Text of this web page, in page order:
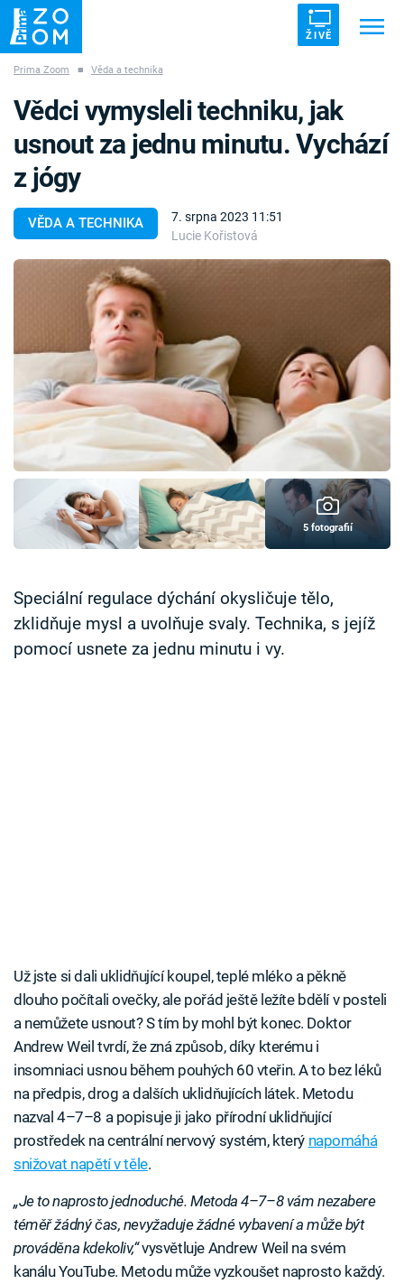
ŽIVĚ
ZÁHADY VETŘELCI DÁVNOVĚKU
Témata
TV Program
Časopis
Sledujte prima+
Přihlášení
Sledujte nás
Prima Zoom ■ Věda a technika
VĚDA A TECHNIKA
7. srpna 2023 11:51
Lucie Kořistová
Vědci vymysleli techniku, jak
usnout za jednu minutu. Vychází
z jógy
5 fotografií
Speciální regulace dýchání okysličuje tělo,
zklidňuje mysl a uvolňuje svaly. Technika, s jejíž
pomocí usnete za jednu minutu i vy.
Už jste si dali uklidňující koupel, teplé mléko a pěkně
dlouho počítali ovečky, ale pořád ještě ležíte bdělí v posteli
a nemůžete usnout? S tím by mohl být konec. Doktor
Andrew Weil tvrdí, že zná způsob, díky kterému i
insomniaci usnou během pouhých 60 vteřin. A to bez léků
na předpis, drog a dalších uklidňujících látek. Metodu
nazval 4–7–8 a popisuje ji jako přírodní uklidňující
prostředek na centrální nervový systém, který napomáhá
snižovat napětí v těle.
„Je to naprosto jednoduché. Metoda 4–7–8 vám nezabere
téměř žádný čas, nevyžaduje žádné vybavení a může být
prováděna kdekoliv,“vysvětluje Andrew Weil na svém
kanálu YouTube. Metodu může vyzkoušet naprosto každý.